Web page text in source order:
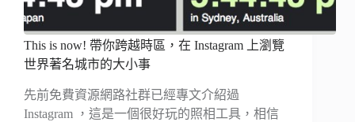
This is now! 帶你跨越時區，在 Instagram 上瀏覽
世界著名城市的大小事
先前免費資源網路社群已經專文介紹過
Instagram ，這是一個很好玩的照相工具，相信